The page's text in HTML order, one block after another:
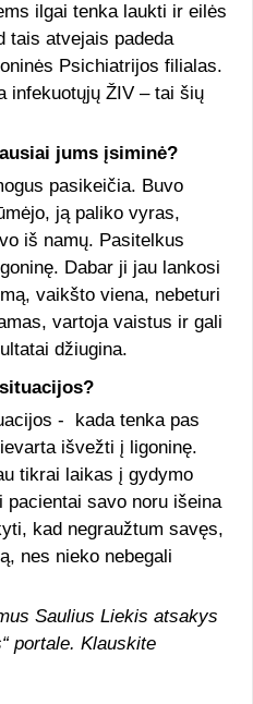
ilgai tenka laukti ir eilės
tais atvejais padeda
Psichiatrijos filialas.
infekuotųjų ŽIV – tai šių
jums įsiminė?
pasikeičia. Buvo
ją paliko vyras,
iš namų. Pasitelkus
Dabar ji jau lankosi
vaikšto viena, nebeturi
vartoja vaistus ir gali
džiugina.
- kada tenka pas
išvežti į ligoninę.
tikrai laikas į gydymo
pacientai savo noru išeina
kad negraužtum savęs,
nes nieko nebegali
Saulius Liekis atsakys
portale. Klauskite